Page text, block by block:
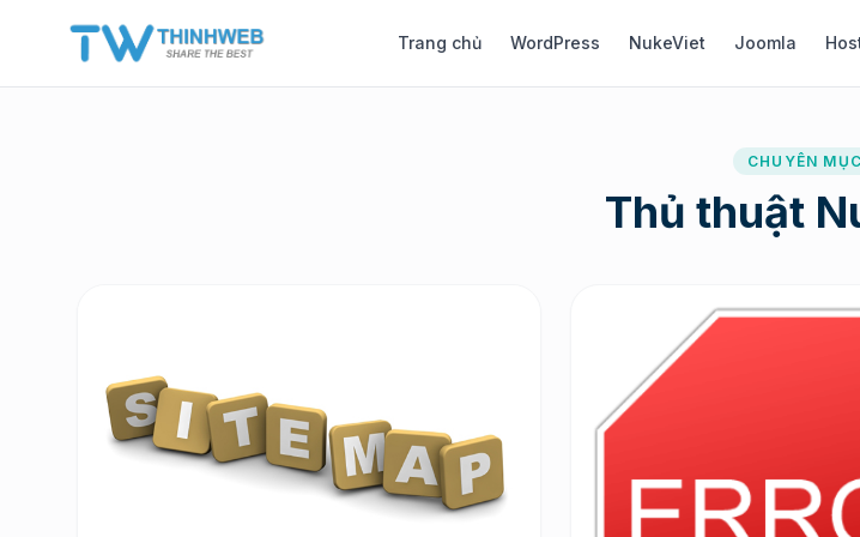
Trang chủ WordPress NukeViet Joomla
CHUYÊN MỤC
Thủ thuật